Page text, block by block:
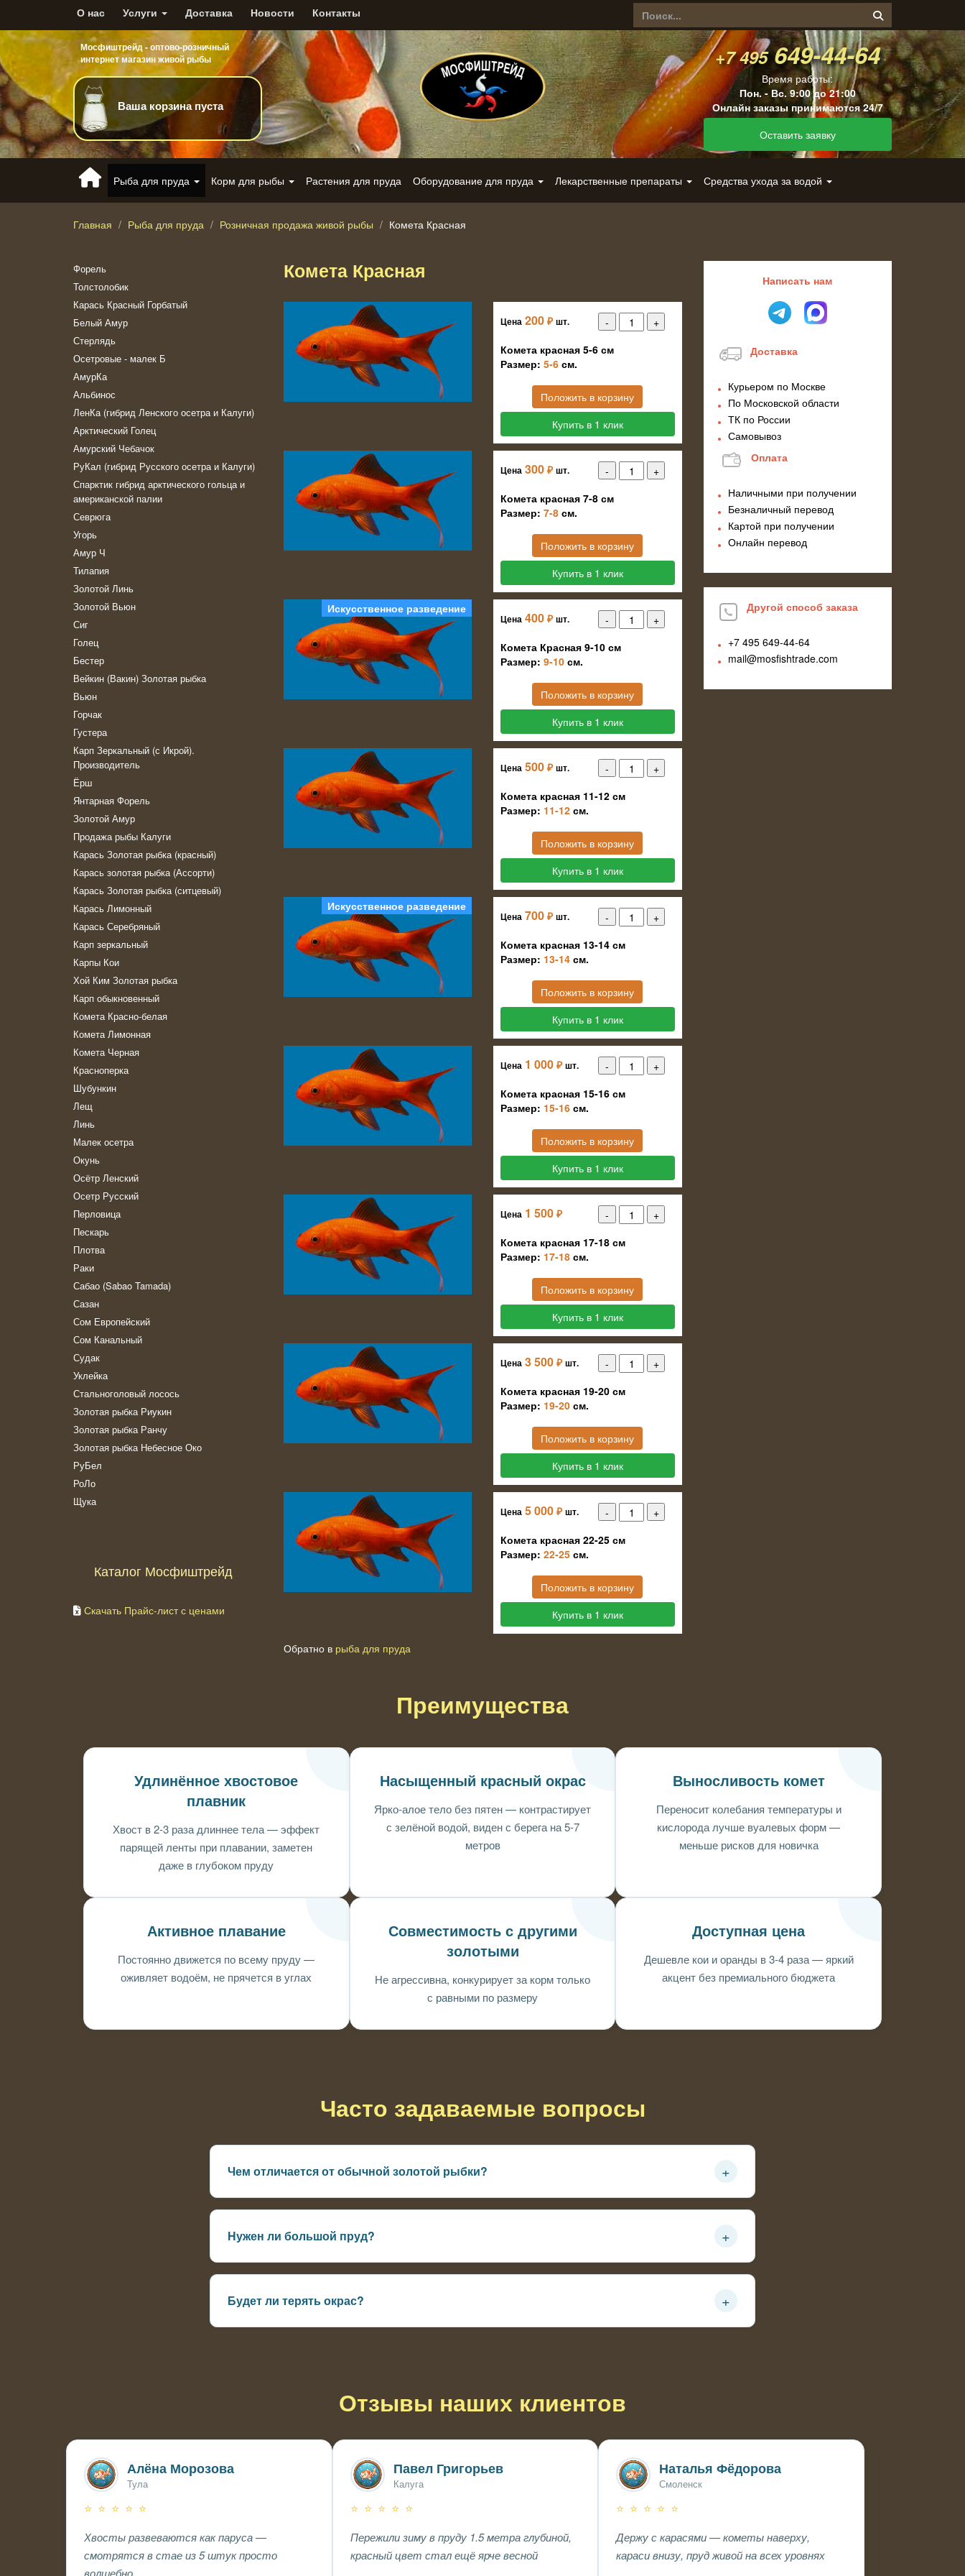
О нас Услуги Доставка Новости Контакты
Мосфиштрейд - оптово-розничный
интернет магазин живой рыбы
Ваша корзина пуста
+7 495649-44-64
Время работы:
Пон. - Вс. 9:00 до 21:00
Онлайн заказы принимаются 24/7
Оставить заявку
Рыба для пруда Корм для рыбы Растения для пруда Оборудование для пруда Лекарственные препараты Средства ухода за водой
Главная Рыба для пруда Розничная продажа живой рыбы Комета Красная
Форель
Толстолобик
Карась Красный Горбатый
Белый Амур
Стерлядь
Осетровые - малек Б
АмурКа
Альбинос
ЛенКа (гибрид Ленского осетра и Калуги)
Арктический Голец
Амурский Чебачок
РуКал (гибрид Русского осетра и Калуги)
Спарктик гибрид арктического гольца и
американской палии
Севрюга
Угорь
Амур Ч
Тилапия
Золотой Линь
Золотой Вьюн
Сиг
Голец
Бестер
Вейкин (Вакин) Золотая рыбка
Вьюн
Горчак
Густера
Карп Зеркальный (с Икрой).
Производитель
Ёрш
Янтарная Форель
Золотой Амур
Продажа рыбы Калуги
Карась Золотая рыбка (красный)
Карась золотая рыбка (Ассорти)
Карась Золотая рыбка (ситцевый)
Карась Лимонный
Карась Серебряный
Карп зеркальный
Карпы Кои
Хой Ким Золотая рыбка
Карп обыкновенный
Комета Красно-белая
Комета Лимонная
Комета Черная
Красноперка
Шубункин
Лещ
Линь
Малек осетра
Окунь
Осётр Ленский
Осетр Русский
Перловица
Пескарь
Плотва
Раки
Сабао (Sabao Tamada)
Сазан
Сом Европейский
Сом Канальный
Судак
Уклейка
Стальноголовый лосось
Золотая рыбка Риукин
Золотая рыбка Ранчу
Золотая рыбка Небесное Око
РуБел
РоЛо
Щука
Каталог Мосфиштрейд
Скачать Прайс-лист с ценами
Комета Красная
Цена 200 ₽ шт.
Комета красная 5-6 см
Размер: 5-6 см.
Положить в корзину
Купить в 1 клик
Цена 300 ₽ шт.
Комета красная 7-8 см
Размер: 7-8 см.
Положить в корзину
Купить в 1 клик
Искусственное разведение
Цена 400 ₽ шт.
Комета Красная 9-10 см
Размер: 9-10 см.
Положить в корзину
Купить в 1 клик
Цена 500 ₽ шт.
Комета красная 11-12 см
Размер: 11-12 см.
Положить в корзину
Купить в 1 клик
Искусственное разведение
Цена 700 ₽ шт.
Комета красная 13-14 см
Размер: 13-14 см.
Положить в корзину
Купить в 1 клик
Цена 1 000 ₽ шт.
Комета красная 15-16 см
Размер: 15-16 см.
Положить в корзину
Купить в 1 клик
Цена 1 500 ₽
Комета красная 17-18 см
Размер: 17-18 см.
Положить в корзину
Купить в 1 клик
Цена 3 500 ₽ шт.
Комета красная 19-20 см
Размер: 19-20 см.
Положить в корзину
Купить в 1 клик
Цена 5 000 ₽ шт.
Комета красная 22-25 см
Размер: 22-25 см.
Положить в корзину
Купить в 1 клик
Обратно в рыба для пруда
Написать нам
Доставка
Курьером по Москве
По Московской области
ТК по России
Самовывоз
Оплата
Наличными при получении
Безналичный перевод
Картой при получении
Онлайн перевод
Другой способ заказа
+7 495649-44-64
mail@mosfishtrade.com
Преимущества
Удлинённое хвостовое
плавник
Хвост в 2-3 раза длиннее тела — эффект
парящей ленты при плавании, заметен
даже в глубоком пруду
Насыщенный красный окрас
Ярко-алое тело без пятен — контрастирует
с зелёной водой, виден с берега на 5-7
метров
Выносливость комет
Переносит колебания температуры и
кислорода лучше вуалевых форм —
меньше рисков для новичка
Активное плавание
Постоянно движется по всему пруду —
оживляет водоём, не прячется в углах
Совместимость с другими
золотыми
Не агрессивна, конкурирует за корм только
с равными по размеру
Доступная цена
Дешевле кои и оранды в 3-4 раза — яркий
акцент без премиального бюджета
Часто задаваемые вопросы
Чем отличается от обычной золотой рыбки? +
Длинный хвост и стройное тело — плавает быстрее, выглядит элегантнее, требует больше места
Нужен ли большой пруд? +
Желательно от 2000 литров — длинный хвост мешает в тесноте, портится при столкновениях
Будет ли терять окрас? +
Отзывы наших клиентов
Алёна Морозова
Тула
⭐ ⭐ ⭐ ⭐ ⭐
Хвосты развеваются как паруса —
смотрятся в стае из 5 штук просто
волшебно
Павел Григорьев
Калуга
⭐ ⭐ ⭐ ⭐ ⭐
Пережили зиму в пруду 1.5 метра глубиной,
красный цвет стал ещё ярче весной
Наталья Фёдорова
Смоленск
⭐ ⭐ ⭐ ⭐ ⭐
Держу с карасями — кометы наверху,
караси внизу, пруд живой на всех уровнях